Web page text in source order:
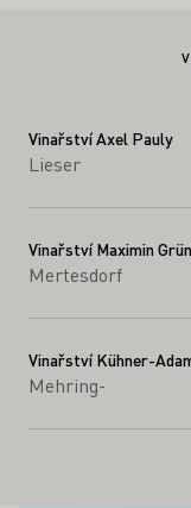
Vinařství Axel Pauly
Lieser
Vinařství Maximin
Mertesdorf
Vinařství Kühner-
Mehring-